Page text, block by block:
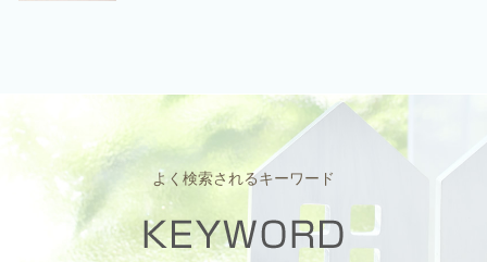
よく検索されるキーワード